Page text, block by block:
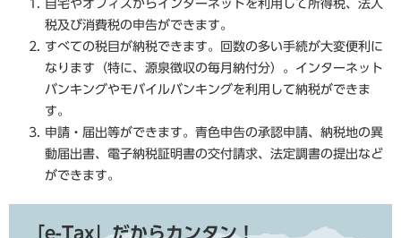
自宅やオフィスからインターネットを利用して所得税、法人
税及び消費税の申告ができます。
すべての税目が納税できます。回数の多い手続が大変便利に
なります（特に、源泉徴収の毎月納付分）。インターネット
バンキングやモバイルバンキングを利用して納税ができま
す。
申請・届出等ができます。青色申告の承認申請、納税地の異
動届出書、電子納税証明書の交付請求、法定調書の提出など
ができます。
「e-Tax」だからカンタン！